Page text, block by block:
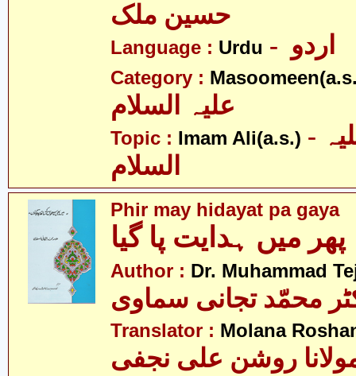
حسین ملک
Language : Urdu
Category :
Topic : Imam Ali(a.s.) - امام علی علیہ
السلام
Phir may hidayat pa gaya
پھر میں ہدایت پا گیا
Author : Dr. Muhammad
محمّد تجانی سماوی
Translator : Molana
روشن علی نجفی